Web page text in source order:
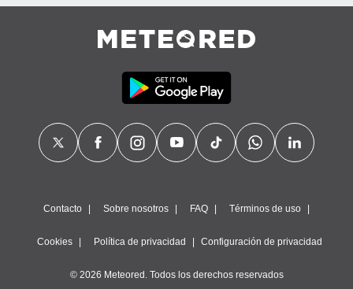
Contacto Sobre nosotros FAQ Términos de uso
Cookies Política de privacidad Configuración de privacidad
© 2026 Meteored. Todos los derechos reservados